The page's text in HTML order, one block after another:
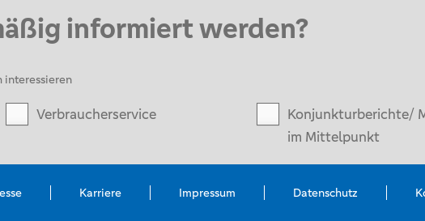
informiert werden?
interessieren
Verbraucherservice
Konjunkturberichte/
im Mittelpunkt
Karriere Impressum Datenschutz